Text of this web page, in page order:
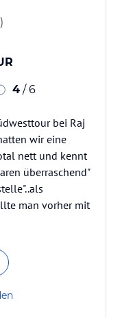
4 / 6
bei Raj
wir eine
nett und kennt
überraschend"
man vorher mit